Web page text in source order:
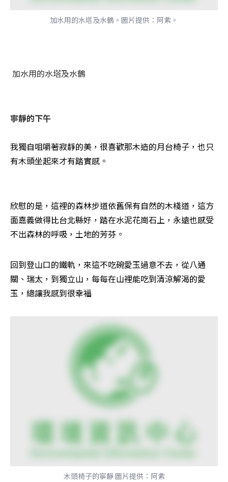
加水用的水塔及水鶴。圖片提供：阿紫。
加水用的水塔及水鶴
我獨自咀嚼著寂靜的美，很喜歡那木造的月台椅子，也只
有木頭坐起來才有踏實感。
欣慰的是，這裡的森林步道依舊保有自然的木棧道，這方
面嘉義做得比台北縣好，踏在水泥花崗石上，永遠也感受
不出森林的呼吸，土地的芳芬。
回到登山口的鐵軌，來這不吃碗愛玉過意不去，從八通
關、瑞太，到獨立山，每每在山裡能吃到清涼解渴的愛
玉，總讓我感到很幸福
木頭椅子的寧靜 圖片提供：阿紫